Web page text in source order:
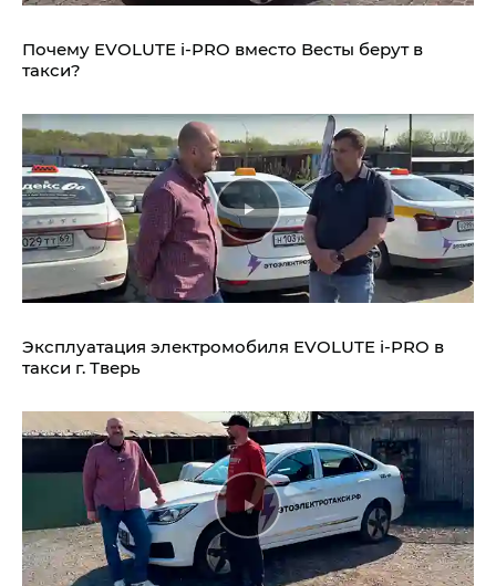
Почему EVOLUTE i‑PRO вместо Весты берут в
такси?
Эксплуатация электромобиля EVOLUTE i‑PRO в
такси г. Тверь